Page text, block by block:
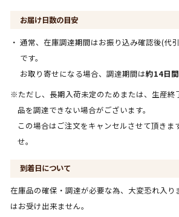
お届け日数の目安
通常、在庫調達期間はお振り込み確認後(代
です。
お取り寄せになる場合、調達期間は約14日
※ただし、長期入荷未定のためまたは、生産終
品を調達できない場合がございます。
この場合はご注文をキャンセルさせて頂きま
せ。
到着日について
在庫品の確保・調達が必要な為、大変恐れ入り
はお受け出来ません。